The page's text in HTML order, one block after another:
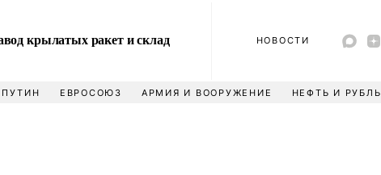
крылатых ракет и склад
НОВОСТИ
ЕВРОСОЮЗ АРМИЯ И ВООРУЖЕНИЕ НЕФТЬ И РУБЛЬ